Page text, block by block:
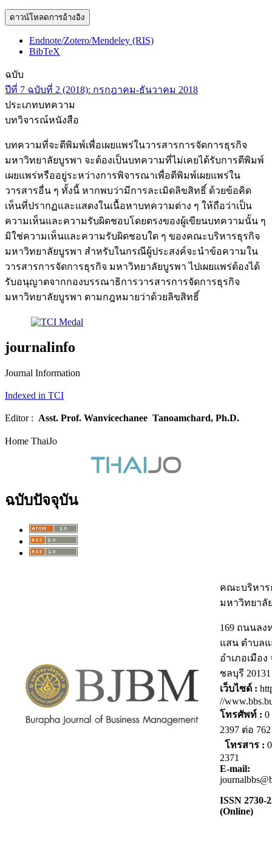
ดาวน์โหลดการอ้างอิง
Endnote/Zotero/Mendeley (RIS)
BibTeX
ฉบับ
ปีที่ 7 ฉบับที่ 2 (2018): กรกฎาคม-ธันวาคม 2018
ประเภทบทความ
บทวิจารณ์หนังสือ
บทความที่จะตีพิมพ์เพื่อเผยแพร่ในวารสารการจัดการธุรกิจ
มหาวิทยาลัยบูรพา จะต้องเป็นบทความที่ไม่เคยได้รับการตีพิมพ์
เผยแพร่หรืออยู่ระหว่างการพิจารณาเพื่อตีพิมพ์เผยแพร่ใน
วารสารอื่น ๆ ทั้งนี้ หากพบว่ามีการละเมิดลิขสิทธิ์ ด้วยข้อคิด
เห็นที่ปรากฏและแสดงในเนื้อหาบทความต่าง ๆ ให้ถือว่าเป็น
ความเห็นและความรับผิดชอบโดยตรงของผู้เขียนบทความนั้น ๆ
มิใช่ความเห็นและความรับผิดชอบใด ๆ ของคณะบริหารธุรกิจ
มหาวิทยาลัยบูรพา สำหรับในกรณีผู้ประสงค์จะนำข้อความใน
วารสารการจัดการธุรกิจ มหาวิทยาลัยบูรพา ไปเผยแพร่ต้องได้
รับอนุญาตจากกองบรรณาธิการวารสารการจัดการธุรกิจ
มหาวิทยาลัยบูรพา ตามกฎหมายว่าด้วยลิขสิทธิ์
journalinfo
Journal Information
Indexed in TCI
Editor : Asst. Prof. Wanvicechanee Tanoamchard, Ph.D.
Home ThaiJo
ฉบับปัจจุบัน
คณะบริหาร
มหาวิทยาลั
169 ถนนลง
แสน ตำบล
อำเภอเมือง
ชลบุรี 20131
เว็บไซด์ :
//
โทรศัพท์ : 0
2397 ต่อ
โทรสาร :
2371
E-mail:
ISSN 2730-
(Online)